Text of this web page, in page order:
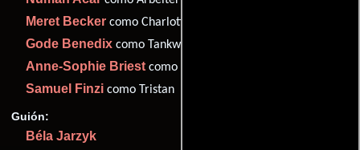
Meret Becker como Charlotte
Gode Benedix como Tankwart
Anne-Sophie Briestcomo Mutter im Supermarkt
Samuel Finzi como Tristan
Guión:
Béla Jarzyk